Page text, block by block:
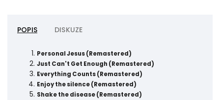
POPIS DISKUZE
Personal Jesus (Remastered)
Just Can't Get Enough (Remastered)
Everything Counts (Remastered)
Enjoy the silence (Remastered)
Shake the disease (Remastered)